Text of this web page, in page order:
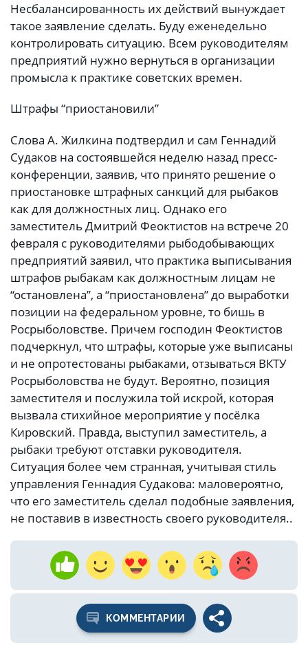
Несбалансированность их действий вынуждает
такое заявление сделать. Буду еженедельно
контролировать ситуацию. Всем руководителям
предприятий нужно вернуться в организации
промысла к практике советских времен.
Штрафы “приостановили”
Слова А. Жилкина подтвердил и сам Геннадий
Судаков на состоявшейся неделю назад пресс-
конференции, заявив, что принято решение о
приостановке штрафных санкций для рыбаков
как для должностных лиц. Однако его
заместитель Дмитрий Феоктистов на встрече 20
февраля с руководителями рыбодобывающих
предприятий заявил, что практика выписывания
штрафов рыбакам как должностным лицам не
“остановлена”, а “приостановлена” до выработки
позиции на федеральном уровне, то бишь в
Росрыболовстве. Причем господин Феоктистов
подчеркнул, что штрафы, которые уже выписаны
и не опротестованы рыбаками, отзываться ВКТУ
Росрыболовства не будут. Вероятно, позиция
заместителя и послужила той искрой, которая
вызвала стихийное мероприятие у посёлка
Кировский. Правда, выступил заместитель, а
рыбаки требуют отставки руководителя.
Ситуация более чем странная, учитывая стиль
управления Геннадия Судакова: маловероятно,
что его заместитель сделал подобные заявления,
не поставив в известность своего руководителя..
КОММЕНТАРИИ